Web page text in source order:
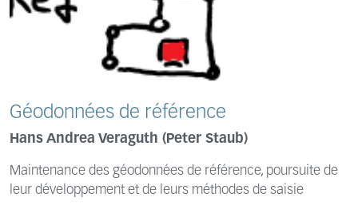
Géodonnées de référence
Hans Andrea Veraguth (Peter Staub)
Maintenance des géodonnées de référence, poursuite de
leur développement et de leurs méthodes de saisie